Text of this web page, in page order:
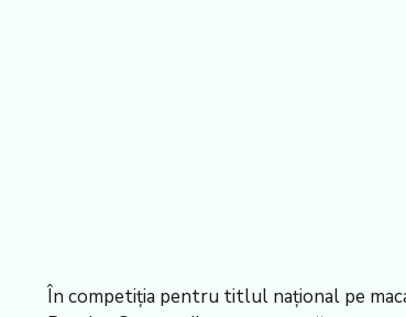
În competiţia pentru titlul naţional pe